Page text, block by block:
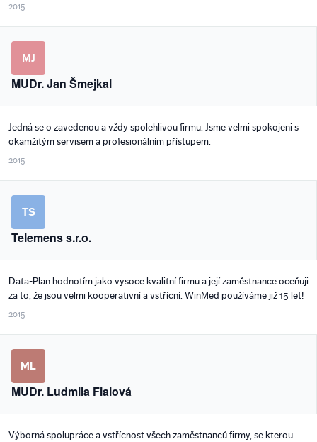
2015
MJ
MUDr. Jan Šmejkal
Jedná se o zavedenou a vždy spolehlivou firmu. Jsme velmi spokojeni s
okamžitým servisem a profesionálním přístupem.
2015
TS
Telemens s.r.o.
Data-Plan hodnotím jako vysoce kvalitní firmu a její zaměstnance oceňuji
za to, že jsou velmi kooperativní a vstřícní. WinMed používáme již 15 let!
2015
ML
MUDr. Ludmila Fialová
Výborná spolupráce a vstřícnost všech zaměstnanců firmy, se kterou